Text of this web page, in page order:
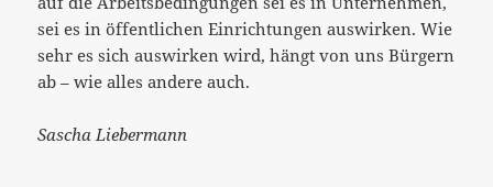
sei es in öffentlichen Einrichtungen auswirken. Wie
sehr es sich auswirken wird, hängt von uns Bürgern
ab – wie alles andere auch.
Sascha Liebermann